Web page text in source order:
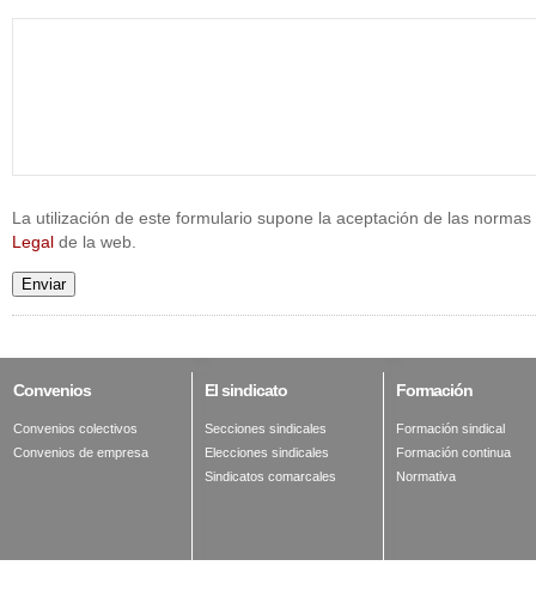
La utilización de este formulario supone la aceptación de las
Legal de la web.
Enviar
Convenios
Convenios colectivos
Convenios de empresa
Elsindicato
Secciones sindicales
Elecciones sindicales
Sindicatos comarcales
Formación
Formación sindical
Formación continua
Normativa